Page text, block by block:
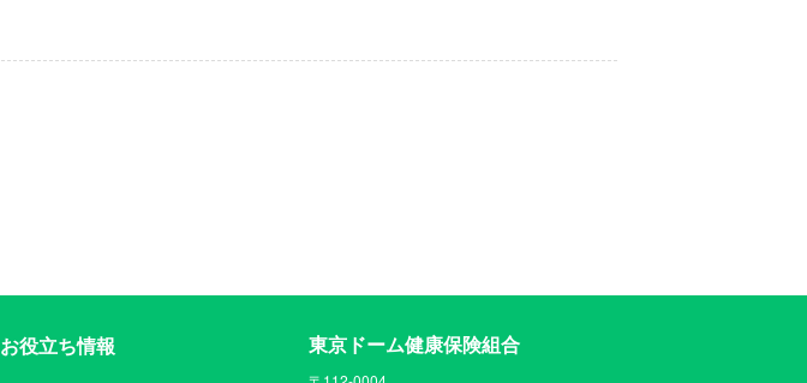
お役立ち情報 東京ドーム健康保険組合